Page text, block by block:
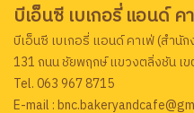
บีเอ็นซี เบเกอรี่ แอนด์ ค
บีเอ็นซี เบเกอรี่ แอนด์ คาเฟ่ (สำนั
131 ถนน ชัยพฤกษ์ แขวงตลิ่งชัน เ
Tel. 063 967 8715
E-mail :